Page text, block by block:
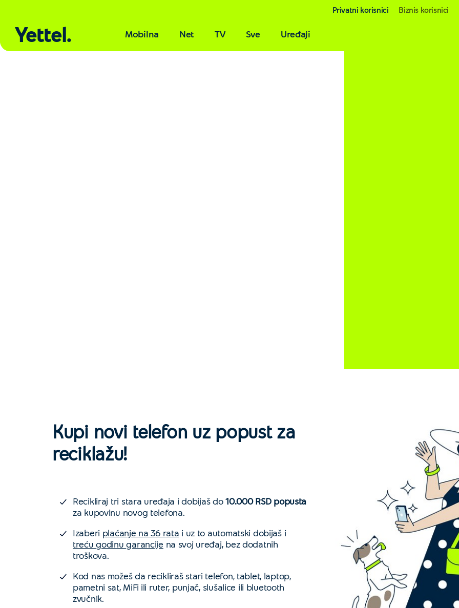
Privatni korisnici Biznis korisnici
Yettel. Mobilna Net TV Sve Uređaji
Kupi novi telefon uz popust za
reciklažu!
Recikliraj tri stara uređaja i dobijaš do10.000 RSD popusta
za kupovinu novog telefona.
Izaberi plaćanje na 36 rata i uz to automatski dobijaš i
treću godinu garancije na svoj uređaj, bez dodatnih
troškova.
Kod nas možeš da recikliraš stari telefon, tablet, laptop,
pametni sat, MiFi ili ruter, punjač, slušalice ili bluetooth
zvučnik.